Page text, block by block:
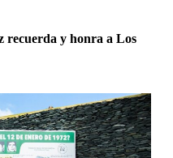
recuerda y honra a Los